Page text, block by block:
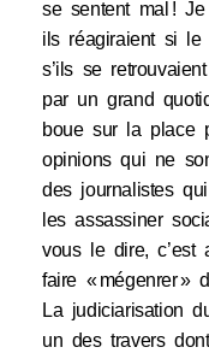
se sentent mal !
ils réagiraient si le
s’ils se
par un grand
boue sur la place
opinions qui ne
des journalistes
les assassiner
vous le dire, c’est
faire « mégenrer »
La judiciarisation
un des travers